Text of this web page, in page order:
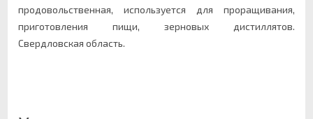
продовольственная, используется для проращивания,
приготовления пищи, зерновых дистиллятов.
Свердловская область.